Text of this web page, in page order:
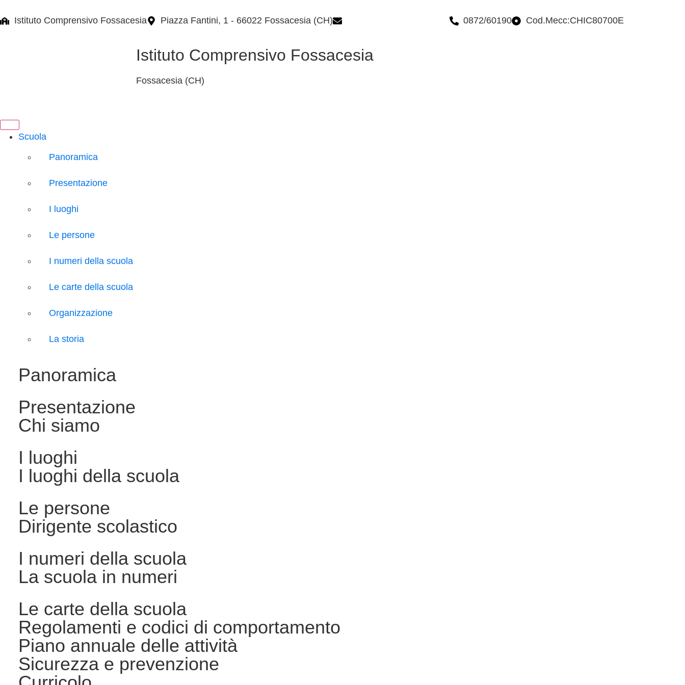
Istituto Comprensivo Fossacesia Piazza Fantini, 1 - 66022 Fossacesia (CH) 0872/60190 Cod.Mecc:CHIC80700E
Istituto Comprensivo Fossacesia
Fossacesia (CH)
Scuola
Panoramica
Presentazione
I luoghi
Le persone
I numeri della scuola
Le carte della scuola
Organizzazione
La storia
Panoramica
Presentazione
Chi siamo
I luoghi
I luoghi della scuola
Le persone
Dirigente scolastico
I numeri della scuola
La scuola in numeri
Le carte della scuola
Regolamenti e codici di comportamento
Piano annuale delle attività
Sicurezza e prevenzione